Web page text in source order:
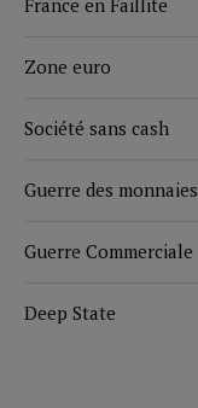
Zone euro
Société sans cash
Guerre des monnaies
Guerre Commerciale
Deep State